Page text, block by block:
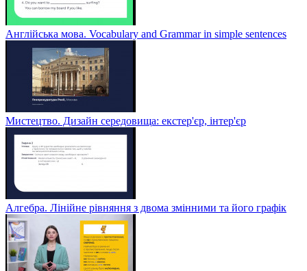
Англійська мова. Vocabulary and Grammar in simple sentences
Мистецтво. Дизайн середовища: екстер'єр, інтер'єр
Алгебра. Лінійне рівняння з двома змінними та його графік